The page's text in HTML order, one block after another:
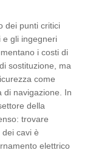
dei punti critici
e gli ingegneri
i costi di
sostituzione, ma
come
di navigazione. In
della
trovare
cavi è
elettrico